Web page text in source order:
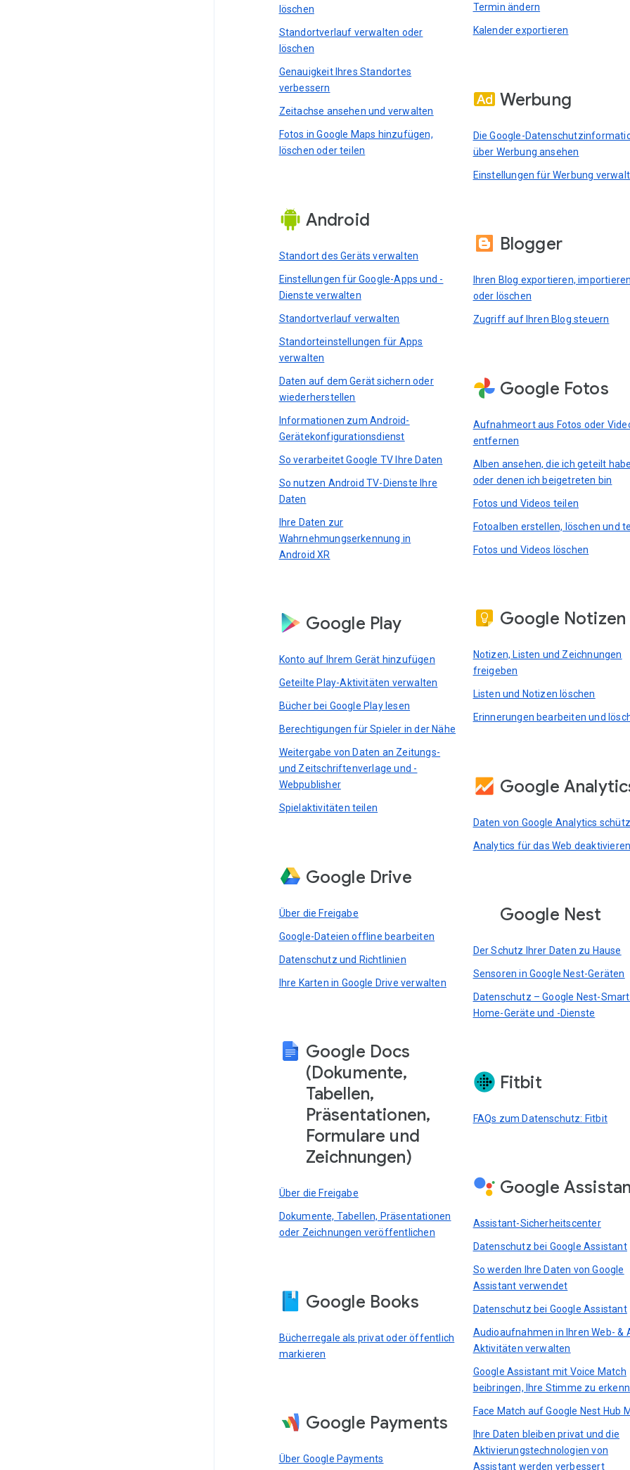
löschen
Standortverlauf verwalten oder
löschen
Genauigkeit Ihres Standortes
verbessern
Zeitachse ansehen und verwalten
Fotos in Google Maps hinzufügen,
löschen oder teilen
Android
Standort des Geräts verwalten
Einstellungen für Google-Apps und -
Dienste verwalten
Standortverlauf verwalten
Standorteinstellungen für Apps
verwalten
Daten auf dem Gerät sichern oder
wiederherstellen
Informationen zum Android-
Gerätekonfigurationsdienst
So verarbeitet Google TV Ihre Daten
So nutzen Android TV-Dienste Ihre
Daten
Ihre Daten zur
Wahrnehmungserkennung in
Android XR
Google Play
Konto auf Ihrem Gerät hinzufügen
Geteilte Play-Aktivitäten verwalten
Bücher bei Google Play lesen
Berechtigungen für Spieler in der Nähe
Weitergabe von Daten an Zeitungs-
und Zeitschriftenverlage und -
Webpublisher
Spielaktivitäten teilen
Google Drive
Über die Freigabe
Google-Dateien offline bearbeiten
Datenschutz und Richtlinien
Ihre Karten in Google Drive verwalten
Google Docs
(Dokumente,
Tabellen,
Präsentationen,
Formulare und
Zeichnungen)
Über die Freigabe
Dokumente, Tabellen, Präsentationen
oder Zeichnungen veröffentlichen
Google Books
Bücherregale als privat oder öffentlich
markieren
Google Payments
Über Google Payments
Termin ändern
Kalender exportieren
Werbung
Die Google-
über Werbung ansehen
Einstellungen für Werbung
Blogger
Ihren Blog exportieren, importieren
oder löschen
Zugriff auf Ihren Blog steuern
Google Fotos
Aufnahmeort aus Fotos oder
entfernen
Alben ansehen, die ich geteilt habe
oder denen ich beigetreten bin
Fotos und Videos teilen
Fotoalben erstellen, löschen und
Fotos und Videos löschen
Google Notizen
Notizen, Listen und Zeichnungen
freigeben
Listen und Notizen löschen
Erinnerungen bearbeiten und
Google
Daten von Google Analytics
Analytics für das Web deaktivieren
Google Nest
Der Schutz Ihrer Daten zu Hause
Sensoren in Google Nest-Geräten
Datenschutz – Google Nest-
Home-Geräte und -Dienste
Fitbit
FAQs zum Datenschutz: Fitbit
Google
Assistant-Sicherheitscenter
Datenschutz bei Google Assistant
So werden Ihre Daten von Google
Assistant verwendet
Datenschutz bei Google Assistant
Audioaufnahmen in Ihren Web- &
Aktivitäten verwalten
Google Assistant mit Voice Match
beibringen, Ihre Stimme zu
Face Match auf Google Nest Hub
Ihre Daten bleiben privat und die
Aktivierungstechnologien von
Assistant werden verbessert